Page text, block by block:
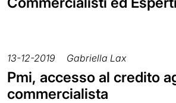
13-12-2019 Gabriella Lax
Pmi, accesso al credito
commercialista